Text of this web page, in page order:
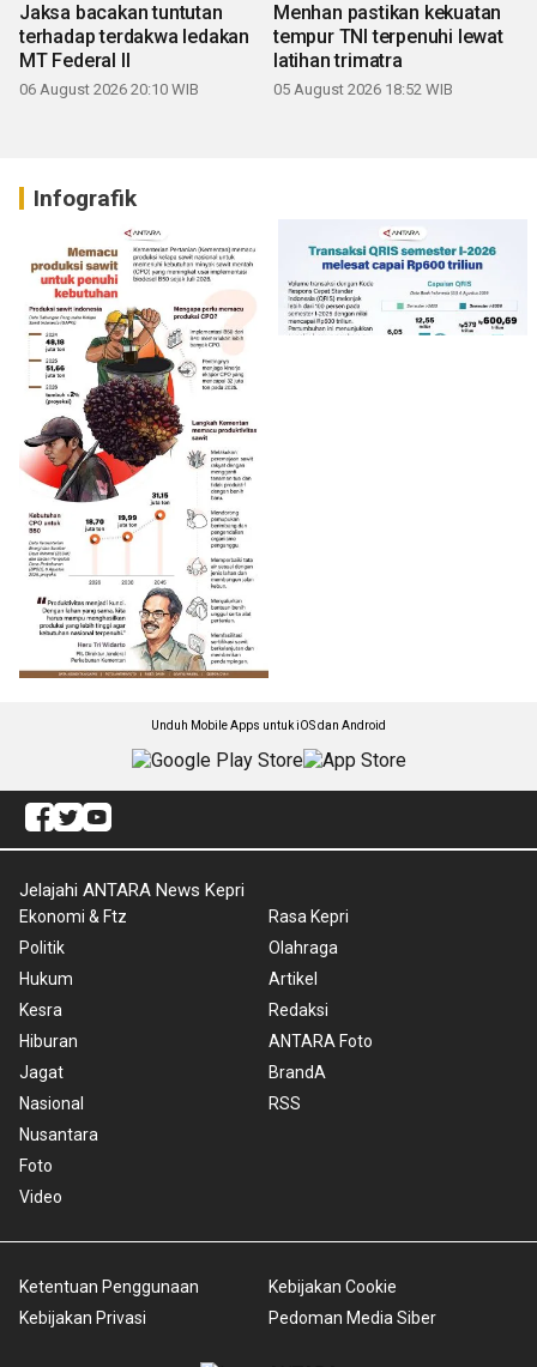
Jaksa bacakan tuntutan
terhadap terdakwa ledakan
MT Federal II
06 August 2026 20:10 WIB
Menhan pastikan kekuatan
tempur TNI terpenuhi lewat
latihan trimatra
05 August 2026 18:52 WIB
Infografik
Unduh Mobile Apps untuk iOS dan Android
Jelajahi ANTARA News Kepri
Ekonomi & Ftz
Politik
Hukum
Kesra
Hiburan
Jagat
Nasional
Nusantara
Foto
Video
Rasa Kepri
Olahraga
Artikel
Redaksi
ANTARA Foto
BrandA
RSS
Ketentuan Penggunaan
Kebijakan Privasi
Kebijakan Cookie
Pedoman Media Siber